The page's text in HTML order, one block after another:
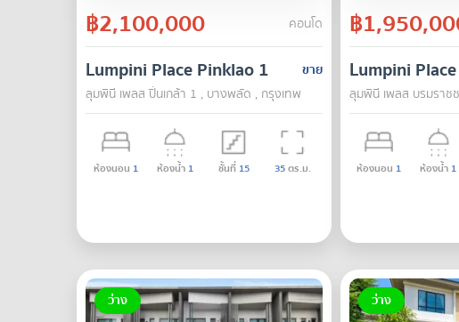
฿2,100,000 คอนโด
ขาย
Lumpini Place Pinklao 1
ลุมพินี เพลส ปิ่นเกล้า 1 , บางพลัด , กรุงเทพ
ห้องนอน 1 ห้องน้ำ 1 ชั้นที่ 15 35ตร.ม.
฿
Lumpini
ลุมพินี เพลส บรมราช
ห้องนอน 1 ห้องน้ำ 1
ว่าง ว่าง